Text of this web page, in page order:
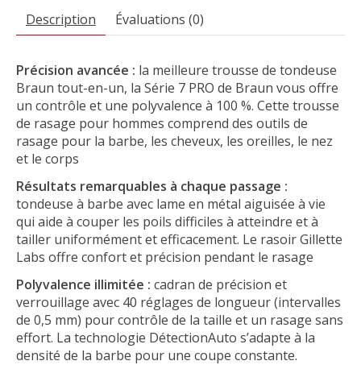
Description Évaluations (0)
Précision avancée : la meilleure trousse de tondeuse
Braun tout-en-un, la Série 7 PRO de Braun vous offre
un contrôle et une polyvalence à 100 %. Cette trousse
de rasage pour hommes comprend des outils de
rasage pour la barbe, les cheveux, les oreilles, le nez
et le corps
Résultats remarquables à chaque passage :
tondeuse à barbe avec lame en métal aiguisée à vie
qui aide à couper les poils difficiles à atteindre et à
tailler uniformément et efficacement. Le rasoir Gillette
Labs offre confort et précision pendant le rasage
Polyvalence illimitée : cadran de précision et
verrouillage avec 40 réglages de longueur (intervalles
de 0,5 mm) pour contrôle de la taille et un rasage sans
effort. La technologie DétectionAuto s’adapte à la
densité de la barbe pour une coupe constante.